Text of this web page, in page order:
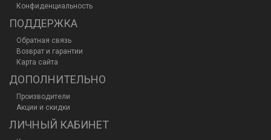
Конфиденциальность
ПОДДЕРЖКА
Обратная связь
Возврат и гарантии
Карта сайта
ДОПОЛНИТЕЛЬНО
Производители
Акции и скидки
ЛИЧНЫЙ КАБИНЕТ